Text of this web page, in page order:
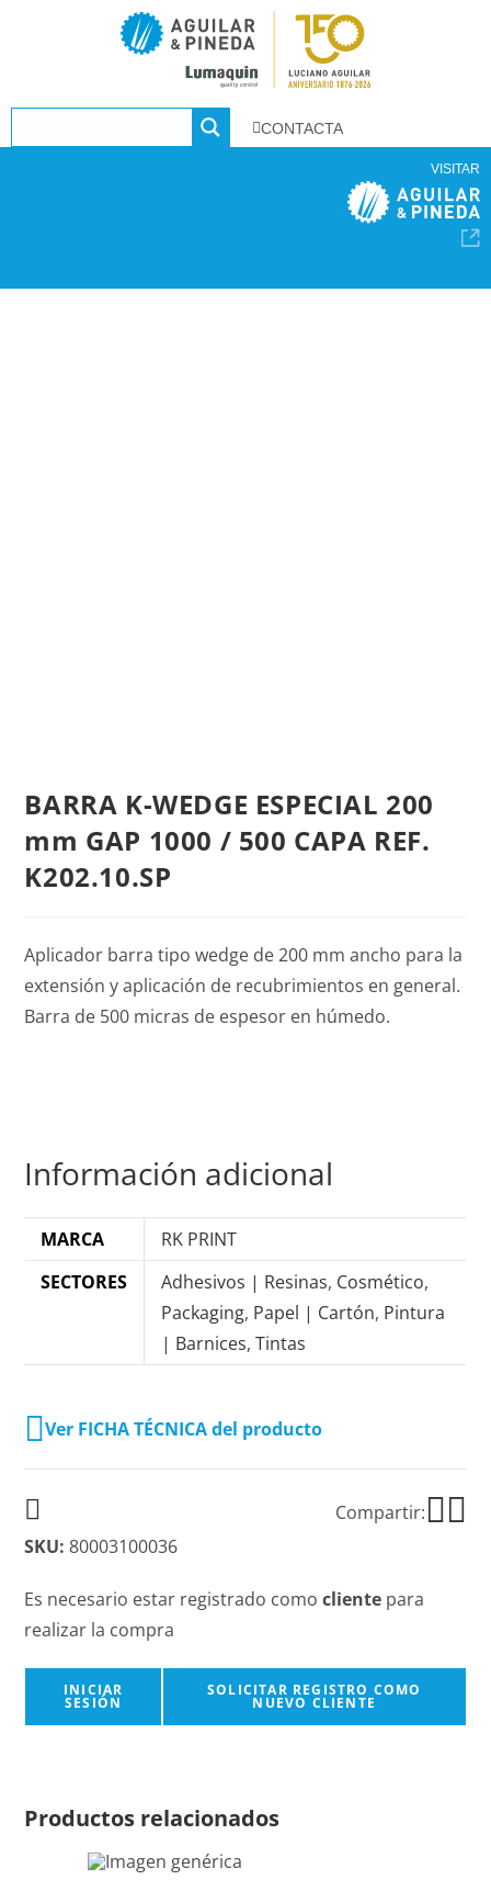
CONTACTA
VISITAR
BARRA K-WEDGE ESPECIAL 200
mm GAP 1000 / 500 CAPA REF.
K202.10.SP
Aplicador barra tipo wedge de 200 mm ancho para la
extensión y aplicación de recubrimientos en general.
Barra de 500 micras de espesor en húmedo.
Información adicional
MARCA
RK PRINT
SECTORES
Adhesivos | Resinas, Cosmético,
Packaging, Papel | Cartón, Pintura
| Barnices,Tintas
Ver FICHA TÉCNICA del producto
Compartir:
SKU: 80003100036
Es necesario estar registrado comocliente para
realizar la compra
INICIAR
SESIÓN
SOLICITAR REGISTRO COMO
NUEVO CLIENTE
Productos relacionados